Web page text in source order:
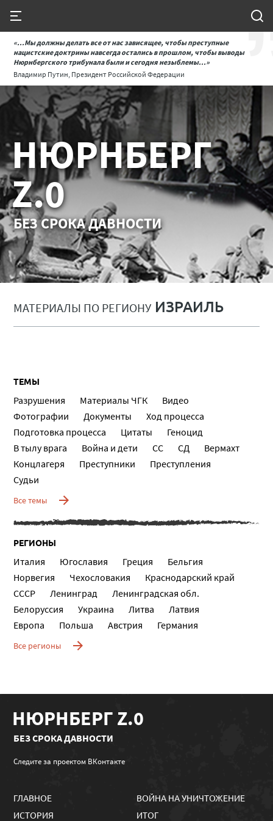
«...Мы должны делать все от нас зависящее, чтобы преступные
нацистские доктрины навсегда остались в прошлом, чтобы выводы
Нюрнбергского трибунала были и сегодня незыблемы...»
Владимир Путин, Президент Российской Федерации
НЮРНБЕРГ
Z.0
БЕЗ СРОКА ДАВНОСТИ
МАТЕРИАЛЫ ПО РЕГИОНУ ИЗРАИЛЬ
ТЕМЫ
Разрушения Материалы ЧГК
Видео
Фотографии
Документы
Ход процесса
Подготовка процесса
Цитаты
Геноцид
В тылу врага
Война и дети СС СД
Вермахт
Концлагеря
Преступники
Преступления
Судьи
Все темы
РЕГИОНЫ
Италия Югославия Греция
Бельгия
Норвегия
Чехословакия
Краснодарский край
СССР
Ленинград
Ленинградская обл.
Белоруссия
Украина Литва
Латвия
Европа
Польша Австрия Германия
Все регионы
НЮРНБЕРГ Z.0
БЕЗ СРОКА ДАВНОСТИ
Следите за проектом ВКонтакте
ГЛАВНОЕ
ИСТОРИЯ
ВОЙНА НА УНИЧТОЖЕНИЕ
ИТОГ